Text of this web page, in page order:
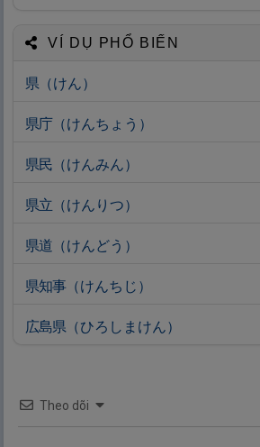
VÍ DỤ PHỔ BIẾN
県（けん）
県庁
Nghĩa: Công sở, cục (đơn vị hành
（けんちょう）
県民（けんみん）
県立（けんりつ）
県道（けんどう）
県知事
Nghĩa: Việc, công việc, chức vụ
（けんちじ）
広島県（ひろしまけん）
Theo dõi